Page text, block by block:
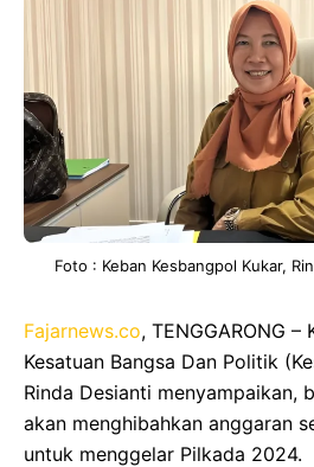
Foto : Keban Kesbangpol Kukar,
Fajarnews.co, TENGGARONG –
Kesatuan Bangsa Dan Politik
Rinda Desianti menyampaikan,
akan menghibahkan anggaran
untuk menggelar Pilkada 2024.